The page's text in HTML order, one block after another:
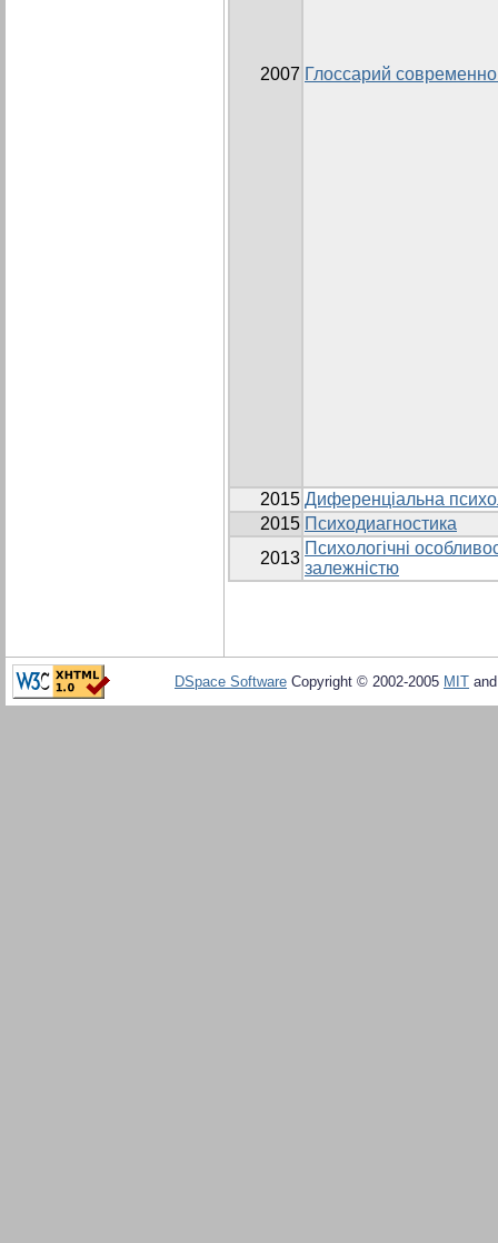
2007 Глоссарий
2015 Диференціальна
2015 Психодиагностика
2013
Психологічні
залежністю
DSpace Software Copyright © 2002-2005 MIT